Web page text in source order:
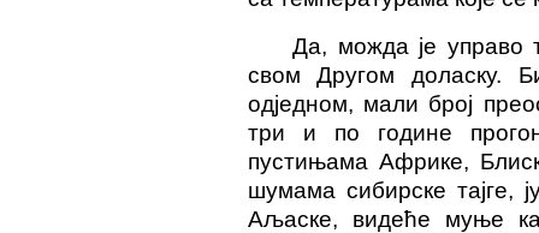
Да, можда је управо
свом Другом доласку.
одједном, мали број
три и по године
пустињама Африке,
шумама сибирске тајге,
Аљаске, видеће муње